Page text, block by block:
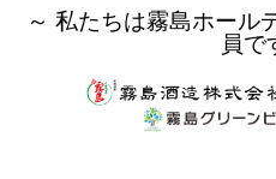
～ 私たちは霧島ホール
員で